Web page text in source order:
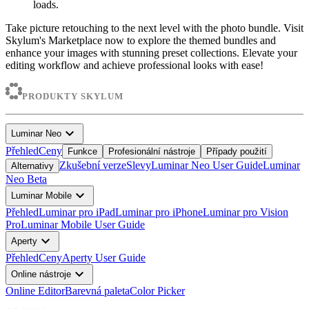
loads.
Take picture retouching to the next level with the photo bundle. Visit
Skylum's Marketplace now to explore the themed bundles and
enhance your images with stunning preset collections. Elevate your
editing workflow and achieve professional looks with ease!
PRODUKTY SKYLUM
Luminar Neo expand_more
PřehledCeny Funkce Profesionální nástroje
Případy použití
Alternativy Zkušební verzeSlevyLuminar Neo User GuideLuminar
Neo Beta
Luminar Mobile expand_more
PřehledLuminar pro iPadLuminar pro iPhoneLuminar pro Vision
ProLuminar Mobile User Guide
Aperty expand_more
PřehledCenyAperty User Guide
Online nástroje expand_more
Online EditorBarevná paletaColor Picker